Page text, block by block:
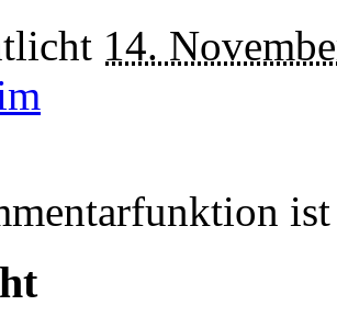
14.
ist